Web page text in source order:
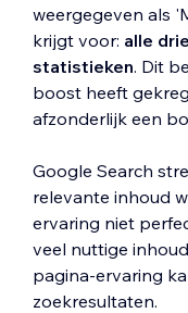
weergegeven als
krijgt voor: alle
statistieken. Dit
boost heeft
afzonderlijk een
Google Search
relevante inhoud
ervaring niet
veel nuttige
pagina-ervaring
zoekresultaten.